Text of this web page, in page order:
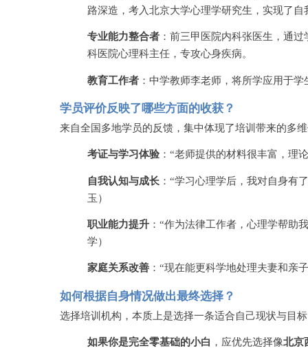
路深造，考入北京大学心理学研究生，实现了
专业能力整合者 ：前三甲医院内科张医生，通
科医院心理科主任，专攻心身疾病。
教育工作者 ：中学教师李老师，将所学应用于
学员评价反映了哪些方面的收获？
来自全国多地学员的反馈，集中体现了培训带来的多
考证与学习体验 ： “老师提供的材料很丰富，理
自我认知与成长 ： “学习心理学后，我对自身有
玉）
职业能力提升 ： “作为法律工作者，心理学帮助
学）
家庭关系改善 ： “现在能更科学地处理夫妻和亲
如何根据自身情况做出最终选择？
选择培训机构，本质上是选择一条适合自己现状与目
如果你是完全零基础的小白 ，应优先选择像北京